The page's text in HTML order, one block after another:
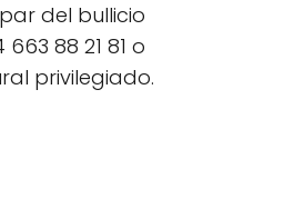
del bullicio
88 21 81 o
privilegiado.